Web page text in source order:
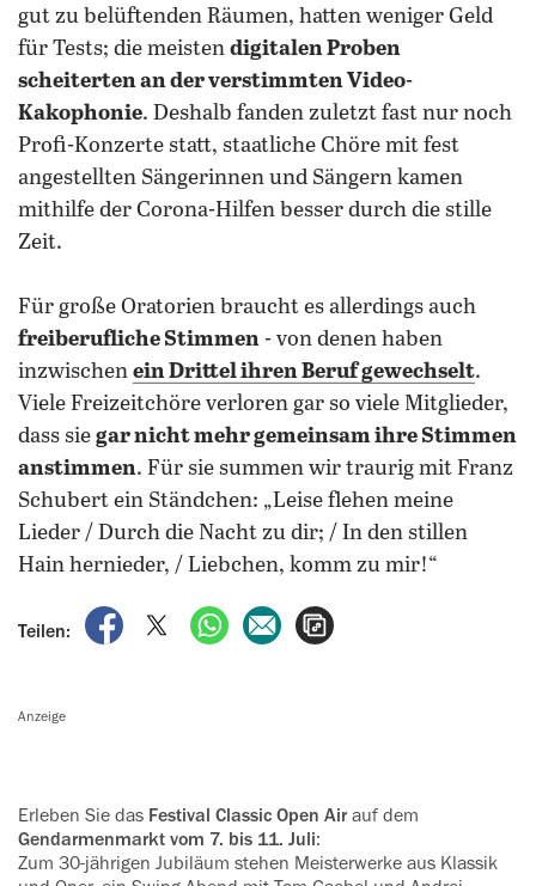
gut zu belüftenden Räumen, hatten weniger Geld
für Tests; die meisten digitalen Proben
scheiterten an der verstimmten Video-
Kakophonie. Deshalb fanden zuletzt fast nur noch
Profi-Konzerte statt, staatliche Chöre mit fest
angestellten Sängerinnen und Sängern kamen
mithilfe der Corona-Hilfen besser durch die stille
Zeit.
Für große Oratorien braucht es allerdings auch
freiberufliche Stimmen - von denen haben
inzwischen ein Drittel ihren Beruf gewechselt.
Viele Freizeitchöre verloren gar so viele Mitglieder,
dass sie gar nicht mehr gemeinsam ihre Stimmen
anstimmen. Für sie summen wir traurig mit Franz
Schubert ein Ständchen: „Leise flehen meine
Lieder / Durch die Nacht zu dir; / In den stillen
Hain hernieder, / Liebchen, komm zu mir!“
Teilen:
auf Facebook teilen
auf X teilenper WhatsApp teilen
per E-Mail teilen
Anzeige
Erleben Sie das Festival Classic Open Air auf dem
Gendarmen­markt vom 7. bis 11. Juli:
Zum 30-jährigen Jubiläum stehen Meister­werke aus Klassik